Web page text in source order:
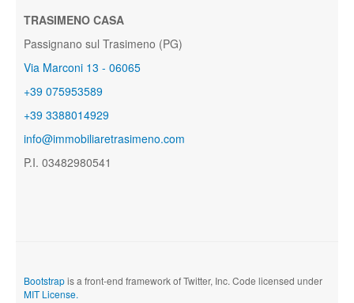
TRASIMENO CASA
Passignano sul Trasimeno (PG)
Via Marconi 13 - 06065
+39 075953589
+39 3388014929
info@immobiliaretrasimeno.com
P.I. 03482980541
Bootstrapis a front-end framework of Twitter, Inc. Code licensed under
MIT License.